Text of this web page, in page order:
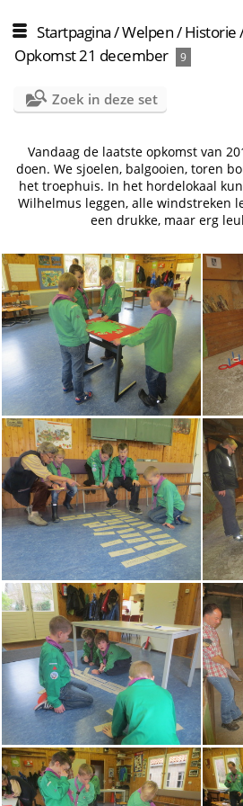
Startpagina/Welpen/Historie
Opkomst 21 december
9
Zoek in deze set
Vandaag de laatste opkomst van
doen. We sjoelen, balgooien, toren
het troephuis. In het hordelokaal
Wilhelmus leggen, alle windstreken
een drukke, maar erg